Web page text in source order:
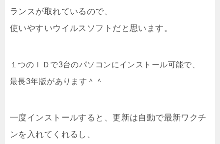
ランスが取れているので、
使いやすいウイルスソフトだと思います。
１つのＩＤで3台のパソコンにインストール可能で、
最長3年版があります＾＾
一度インストールすると、更新は自動で最新ワクチ
ンを入れてくれるし、